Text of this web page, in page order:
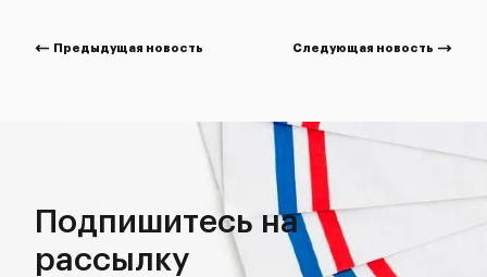
Предыдущая новость Следующая новость
Подпишитесь на
рассылку